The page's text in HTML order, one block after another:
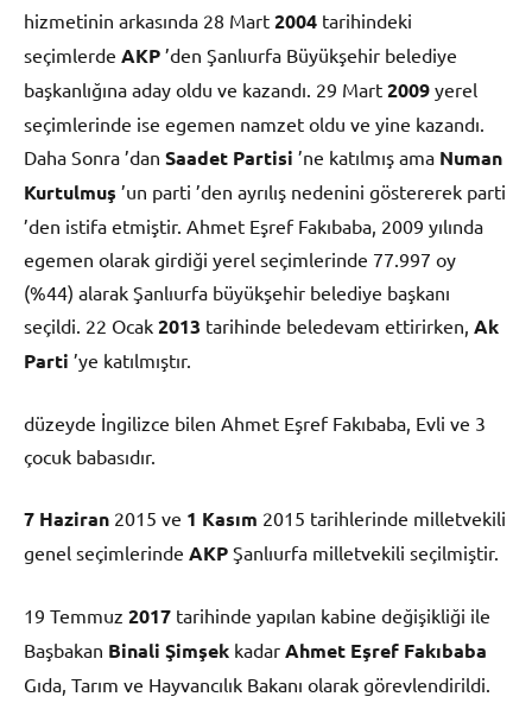
hizmetinin arkasında 28 Mart 2004 tarihindeki
seçimlerde AKP ’den Şanlıurfa Büyükşehir belediye
başkanlığına aday oldu ve kazandı. 29 Mart 2009 yerel
seçimlerinde ise egemen namzet oldu ve yine kazandı.
Daha Sonra ’dan Saadet Partisi ’ne katılmış ama Numan
Kurtulmuş ’un parti ’den ayrılış nedenini göstererek parti
’den istifa etmiştir. Ahmet Eşref Fakıbaba, 2009 yılında
egemen olarak girdiği yerel seçimlerinde 77.997 oy
(%44) alarak Şanlıurfa büyükşehir belediye başkanı
seçildi. 22 Ocak 2013 tarihinde beledevam ettirirken, Ak
Parti ’ye katılmıştır.
düzeyde İngilizce bilen Ahmet Eşref Fakıbaba, Evli ve 3
çocuk babasıdır.
7 Haziran 2015 ve 1 Kasım 2015 tarihlerinde milletvekili
genel seçimlerinde AKP Şanlıurfa milletvekili seçilmiştir.
19 Temmuz 2017 tarihinde yapılan kabine değişikliği ile
Başbakan Binali Şimşek kadar Ahmet Eşref Fakıbaba
Gıda, Tarım ve Hayvancılık Bakanı olarak görevlendirildi.